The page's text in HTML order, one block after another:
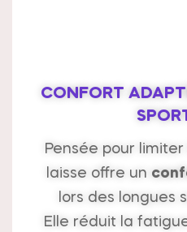
CONFORT
Pensée pour
laisse offre un
lors des longues
Elle réduit la